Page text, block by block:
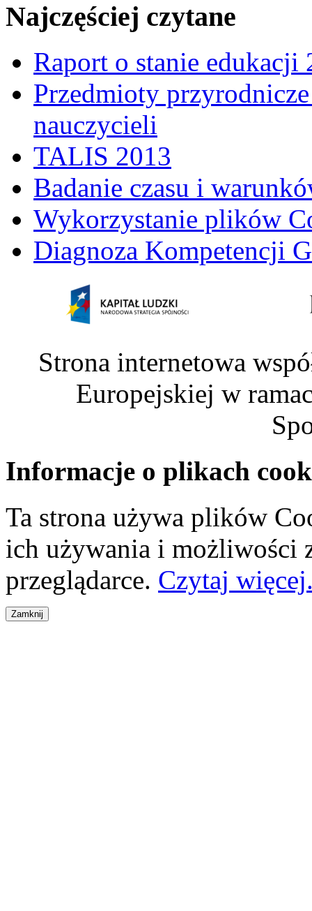
Najczęściej czytane
Raport o stanie edukacji
Przedmioty
nauczycieli
TALIS 2013
Badanie czasu i
Wykorzystanie plików
Diagnoza Kompetencji
Strona internetowa
Europejskiej w
Informacje o plikach
Ta strona używa plików
ich używania i możliwości
przeglądarce. Czytaj